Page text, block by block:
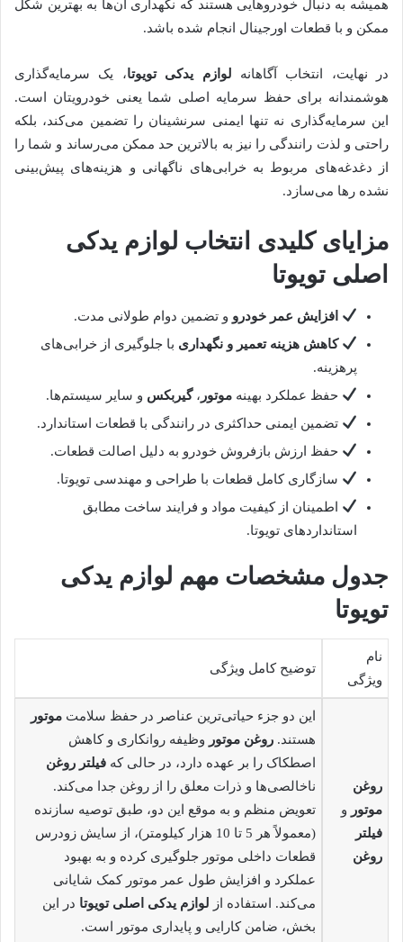
همیشه به دنبال خودروهایی هستند که نگهداری آن‌ها به بهترین شکل
ممکن و با قطعات اورجینال انجام شده باشد.
در نهایت، انتخاب آگاهانه لوازم یدکی تویوتا، یک سرمایه‌گذاری
هوشمندانه برای حفظ سرمایه اصلی شما یعنی خودرویتان است.
این سرمایه‌گذاری نه تنها ایمنی سرنشینان را تضمین می‌کند، بلکه
راحتی و لذت رانندگی را نیز به بالاترین حد ممکن می‌رساند و شما را
از دغدغه‌های مربوط به خرابی‌های ناگهانی و هزینه‌های پیش‌بینی
نشده رها می‌سازد.
مزایای کلیدی انتخاب لوازم یدکی
اصلی تویوتا
افزایش عمر خودرو و تضمین دوام طولانی مدت.
کاهش هزینه تعمیر و نگهداری با جلوگیری از خرابی‌های
پرهزینه.
حفظ عملکرد بهینهموتور ،گیربکس و سایر سیستم‌ها.
تضمین ایمنی حداکثری در رانندگی با قطعات استاندارد.
حفظ ارزش بازفروش خودرو به دلیل اصالت قطعات.
سازگاری کامل قطعات با طراحی و مهندسی تویوتا.
اطمینان از کیفیت مواد و فرایند ساخت مطابق
استانداردهای تویوتا.
جدول مشخصات مهم لوازم یدکی
تویوتا
نام
ویژگی
توضیح کامل ویژگی
روغن
موتور و
فیلتر
روغن
این دو جزء حیاتی‌ترین عناصر در حفظ سلامت موتور
هستند. روغن موتور وظیفه روانکاری و کاهش
اصطکاک را بر عهده دارد، در حالی که فیلتر روغن
ناخالصی‌ها و ذرات معلق را از روغن جدا می‌کند.
تعویض منظم و به موقع این دو، طبق توصیه سازنده
(معمولاً هر 5 تا 10 هزار کیلومتر)، از سایش زودرس
قطعات داخلی موتور جلوگیری کرده و به بهبود
عملکرد و افزایش طول عمر موتور کمک شایانی
می‌کند. استفاده از لوازم یدکی اصلی تویوتا در این
بخش، ضامن کارایی و پایداری موتور است.